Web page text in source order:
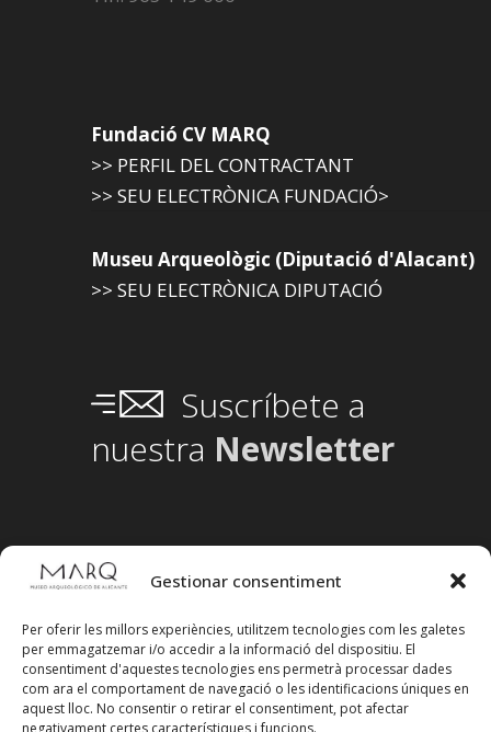
Gestionar consentiment
Per oferir les millors experiències, utilitzem tecnologies com les galetes
per emmagatzemar i/o accedir a la informació del dispositiu. El
consentiment d'aquestes tecnologies ens permetrà processar dades
com ara el comportament de navegació o les identificacions úniques en
aquest lloc. No consentir o retirar el consentiment, pot afectar
negativament certes característiques i funcions.
Fundació CV MARQ
>> PERFIL DEL CONTRACTANT
>> SEU ELECTRÒNICA FUNDACIÓ>
Museu Arqueològic (Diputació d'Alacant)
>> SEU ELECTRÒNICA DIPUTACIÓ
Suscríbete a
nuestra Newsletter